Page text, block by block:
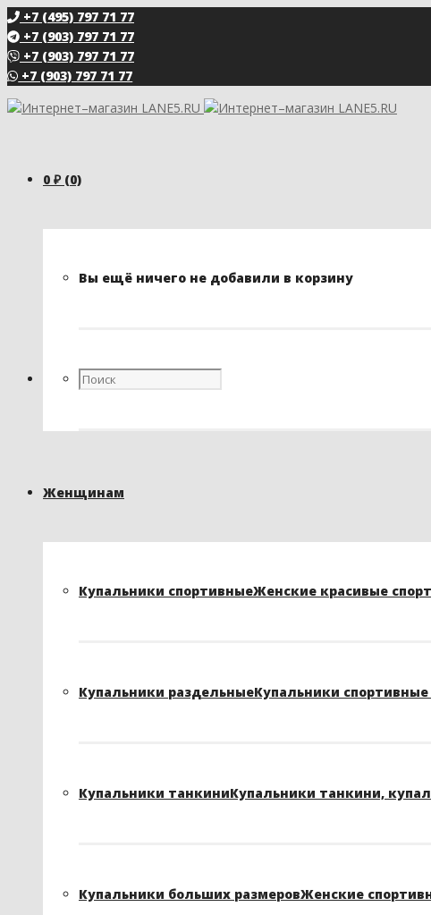
+7 (495) 797 71 77
+7 (903) 797 71 77
+7 (903) 797 71 77
+7 (903) 797 71 77
0 ₽(0)
Вы ещё ничего не добавили в корзину
Женщинам
Купальники спортивныеЖенские красивые
Купальники раздельныеКупальники
Купальники танкиниКупальники танкини,
Купальники больших размеровЖенские